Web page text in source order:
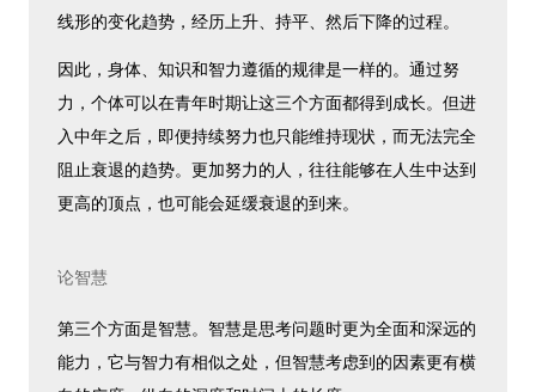
线形的变化趋势，经历上升、持平、然后下降的过程。
因此，身体、知识和智力遵循的规律是一样的。通过努
力，个体可以在青年时期让这三个方面都得到成长。但进
入中年之后，即便持续努力也只能维持现状，而无法完全
阻止衰退的趋势。更加努力的人，往往能够在人生中达到
更高的顶点，也可能会延缓衰退的到来。
论智慧
第三个方面是智慧。智慧是思考问题时更为全面和深远的
能力，它与智力有相似之处，但智慧考虑到的因素更有横